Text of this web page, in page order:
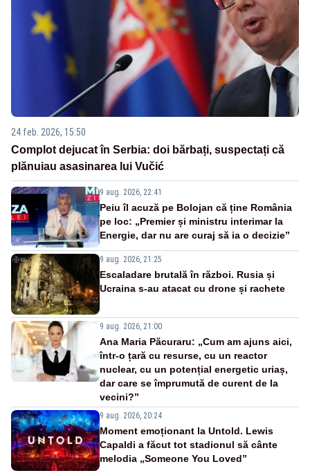
24 feb. 2026, 15:50
Complot dejucat în Serbia: doi bărbați, suspectați că
plănuiau asasinarea lui Vučić
9 aug. 2026, 22:41
Peiu îl acuză pe Bolojan că ține România
pe loc: „Premier și ministru interimar la
Energie, dar nu are curaj să ia o decizie”
9 aug. 2026, 21:25
Escaladare brutală în război. Rusia și
Ucraina s-au atacat cu drone și rachete
9 aug. 2026, 21:00
Ana Maria Păcuraru: „Cum am ajuns aici,
într-o țară cu resurse, cu un reactor
nuclear, cu un potențial energetic uriaș,
dar care se împrumută de curent de la
vecini?”
9 aug. 2026, 20:24
Moment emoționant la Untold. Lewis
Capaldi a făcut tot stadionul să cânte
melodia „Someone You Loved”